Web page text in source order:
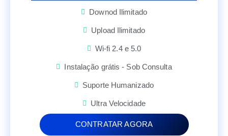
Downod Ilimitado
Upload Ilimitado
Wi-fi 2.4 e 5.0
Instalação grátis - Sob Consulta
Suporte Humanizado
Ultra Velocidade
CONTRATAR AGORA